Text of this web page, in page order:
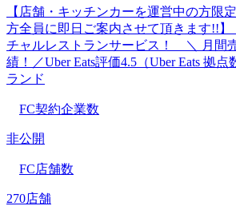
【店舗・キッチンカーを運営中の方
方全員に即日ご案内させて頂きます!!
チャルレストランサービス！ ＼ 月間
績！／Uber Eats評価4.5（Uber Eats 拠
ランド
FC契約企業数
非公開
FC店舗数
270店舗